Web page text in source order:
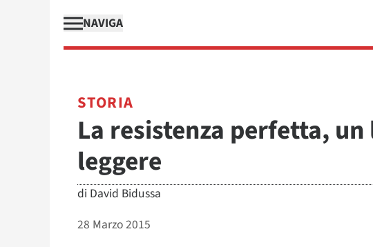
NAVIGA
STORIA
La resistenza perfetta,
leggere
di David Bidussa
28 Marzo 2015